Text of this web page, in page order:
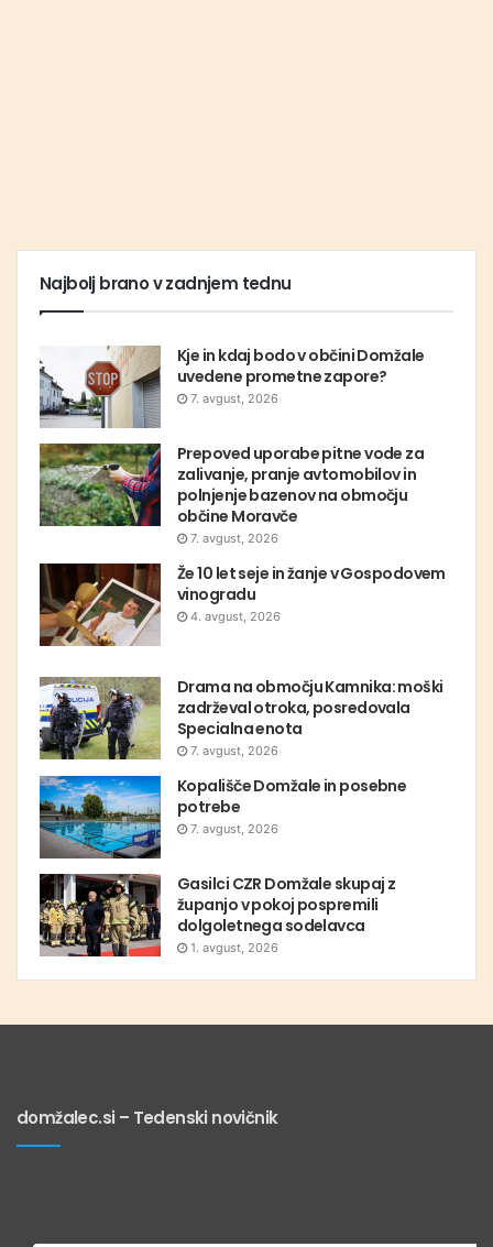
Najbolj brano v zadnjem tednu
Kje in kdaj bodo v občini Domžale
uvedene prometne zapore?
7. avgust, 2026
Prepoved uporabe pitne vode za
zalivanje, pranje avtomobilov in
polnjenje bazenov na območju
občine Moravče
7. avgust, 2026
Že 10 let seje in žanje v Gospodovem
vinogradu
4. avgust, 2026
Drama na območju Kamnika: moški
zadrževal otroka, posredovala
Specialna enota
7. avgust, 2026
Kopališče Domžale in posebne
potrebe
7. avgust, 2026
Gasilci CZR Domžale skupaj z
županjo v pokoj pospremili
dolgoletnega sodelavca
1. avgust, 2026
domžalec.si – Tedenski novičnik